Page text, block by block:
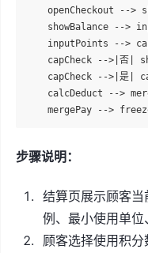
openCheckout -->
showBalance -->
inputPoints -->
capCheck -->|否|
capCheck -->|是|
calcDeduct -->
步骤说明：
结算页展示顾客
例、最小使用单位
顾客选择使用积